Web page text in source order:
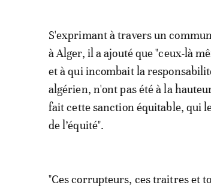
S'exprimant à travers un
à Alger, il a ajouté que "ceux-là
et à qui incombait la
algérien, n'ont pas été à la
fait cette sanction équitable, qui
de l’équité".
"Ces corrupteurs, ces traitres et